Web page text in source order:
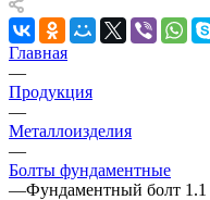
Главная
—
Продукция
—
Металлоизделия
—
Болты фундаментные
—Фундаментный болт